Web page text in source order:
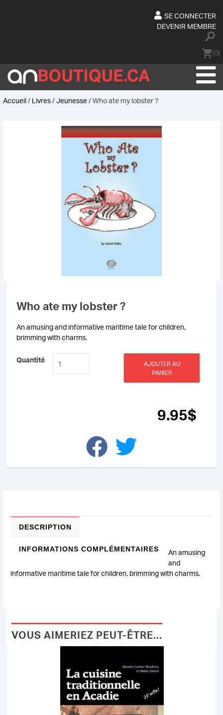
SE CONNECTER
DEVENIR MEMBRE
(0)
Accueil/ Livres/Jeunesse/ Who ate my lobster ?
Who ate my lobster ?
An amusing and informative maritime tale for children,
brimming with charms.
Quantité
AJOUTER AU
PANIER
9.95$
DESCRIPTION
INFORMATIONS COMPLÉMENTAIRES
An amusing
and
informative maritime tale for children, brimming with charms.
VOUS AIMERIEZ PEUT-ÊTRE...